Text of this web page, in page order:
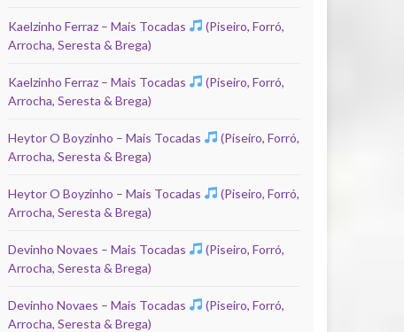
Kaelzinho Ferraz – Mais Tocadas
(Piseiro, Forró,
Arrocha, Seresta & Brega)
Kaelzinho Ferraz – Mais Tocadas
(Piseiro, Forró,
Arrocha, Seresta & Brega)
Heytor O Boyzinho – Mais Tocadas
(Piseiro, Forró,
Arrocha, Seresta & Brega)
Heytor O Boyzinho – Mais Tocadas
(Piseiro, Forró,
Arrocha, Seresta & Brega)
Devinho Novaes – Mais Tocadas
(Piseiro, Forró,
Arrocha, Seresta & Brega)
Devinho Novaes – Mais Tocadas
(Piseiro, Forró,
Arrocha, Seresta & Brega)